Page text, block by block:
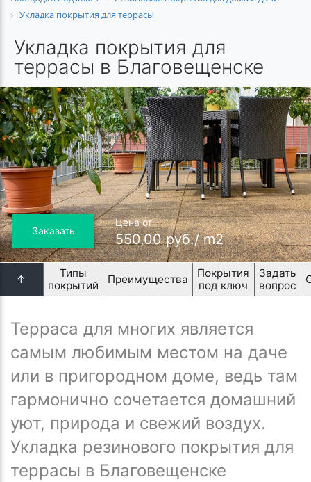
Укладка покрытия для террасы
Укладка покрытия для
террасы в Благовещенске
Заказать
Цена от
550,00 руб./ m2
↑
Типы
покрытий
Преимущества
Покрытия
под ключ
Задать
вопрос
Терраса для многих является
самым любимым местом на даче
или в пригородном доме, ведь там
гармонично сочетается домашний
уют, природа и свежий воздух.
Укладка резинового покрытия для
террасы в Благовещенске